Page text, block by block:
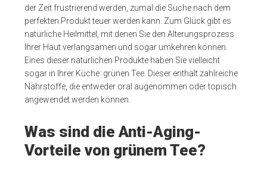
der Zeit frustrierend werden, zumal die Suche nach dem
perfekten Produkt teuer werden kann. Zum Glück gibt es
natürliche Heilmittel, mit denen Sie den Alterungsprozess
Ihrer Haut verlangsamen und sogar umkehren können.
Eines dieser natürlichen Produkte haben Sie vielleicht
sogar in Ihrer Küche: grünen Tee. Dieser enthält zahlreiche
Nährstoffe, die entweder oral augenommen oder topisch
angewendet werden können.
Was sind die Anti-Aging-
Vorteile von grünem Tee?